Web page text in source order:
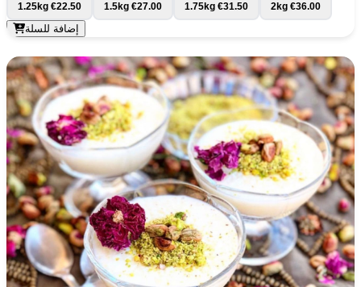
1.25kg €22.50 1.5kg €27.00 1.75kg €31.50 2kg €36.00
إضافة للسلة